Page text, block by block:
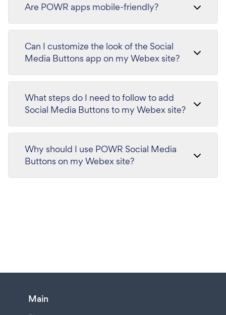
Are POWR apps mobile-friendly?
Can I customize the look of the Social
Media Buttons app on my Webex site?
What steps do I need to follow to add
Social Media Buttons to my Webex site?
Why should I use POWR Social Media
Buttons on my Webex site?
Main